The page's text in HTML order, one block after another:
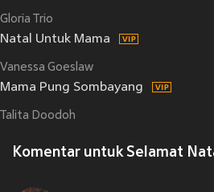
Gloria Trio
Natal Untuk Mama
Vanessa Goeslaw
Mama Pung Sombayang
Talita Doodoh
Komentar untuk Selamat